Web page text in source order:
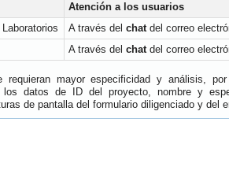
Atención a los usuarios
A través del chatdel correo
A través del chatdel correo
requieran mayor especificidad y análisis,
los datos de ID del proyecto, nombre y
de pantalla del formulario diligenciado y del